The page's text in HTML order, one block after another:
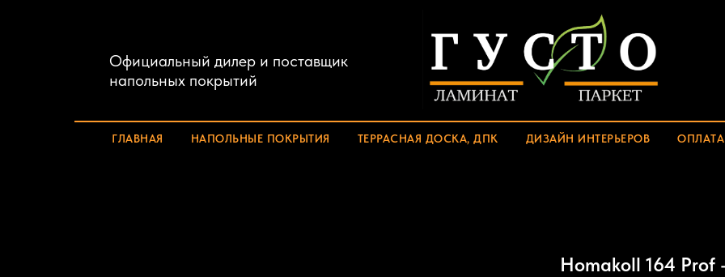
Официальный дилер и поставщик
напольных покрытий
ГЛАВНАЯ НАПОЛЬНЫЕ ПОКРЫТИЯ ТЕРРАСНАЯ ДОСКА, ДПК ДИЗАЙН ИНТЕРЬЕРОВ
Homakoll 164 Prof